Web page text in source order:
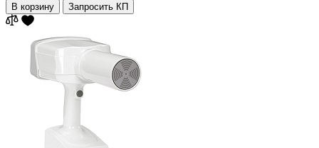
В корзину Запросить КП